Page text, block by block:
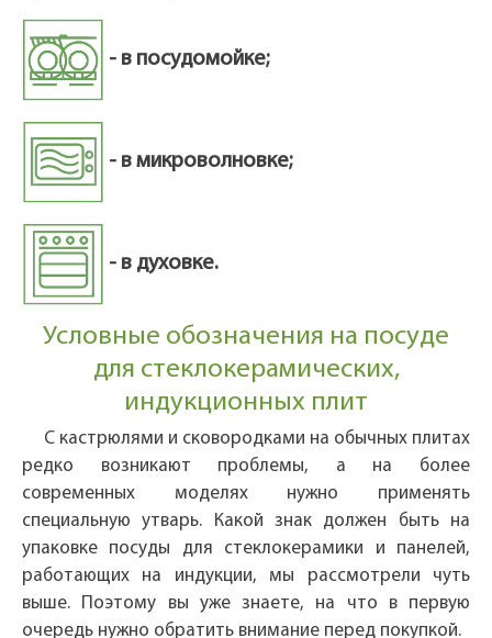
- в посудомойке;
- в микроволновке;
- в духовке.
Условные обозначения на посуде
для стеклокерамических,
индукционных плит
С кастрюлями и сковородками на обычных плитах
редко возникают проблемы, а на более
современных моделях нужно применять
специальную утварь. Какой знак должен быть на
упаковке посуды для стеклокерамики и панелей,
работающих на индукции, мы рассмотрели чуть
выше. Поэтому вы уже знаете, на что в первую
очередь нужно обратить внимание перед покупкой.